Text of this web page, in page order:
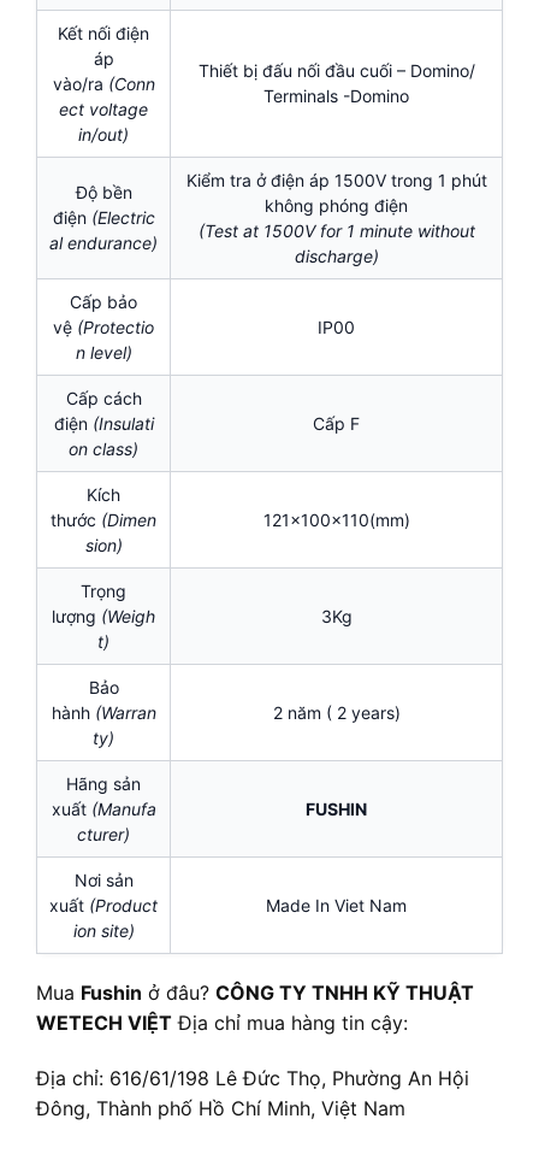
Kết nối điện
áp
vào/ra (Conn
ect voltage
in/out)
Thiết bị đấu nối đầu cuối – Domino/
Terminals -Domino
Độ bền
điện (Electric
al endurance)
Kiểm tra ở điện áp 1500V trong 1 phút
không phóng điện
(Test at 1500V for 1 minute without
discharge)
Cấp bảo
vệ (Protectio
n level)
IP00
Cấp cách
điện (Insulati
on class)
Cấp F
Kích
thước (Dimen
sion)
121x100x110(mm)
Trọng
lượng (Weigh
t)
3Kg
Bảo
hành (Warran
ty)
2 năm ( 2 years)
Hãng sản
xuất (Manufa
cturer)
FUSHIN
Nơi sản
xuất (Product
ion site)
Made In Viet Nam
Mua Fushin ở đâu? CÔNG TY TNHH KỸ THUẬT
WETECH VIỆT Địa chỉ mua hàng tin cậy:
Địa chỉ: 616/61/198 Lê Đức Thọ, Phường An Hội
Đông, Thành phố Hồ Chí Minh, Việt Nam